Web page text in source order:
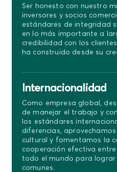
Ser honesto con nuestro
inversores y socios
estándares de integridad
en lo más importante a
credibilidad con los
ha construido desde su
Internacionalidad
Como empresa global,
de manejar el trabajo y
los estándares
diferencias,
cultural y fomentamos la
cooperación efectiva
todo el mundo para
comunes.